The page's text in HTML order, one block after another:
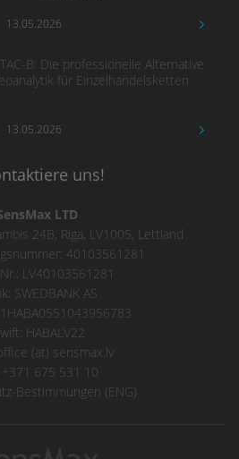
13.05.2026
B: Die professionelle Alternative
für Einzelhandelsketten
13.05.2026
uns!
LTD
24B, Riga, LV1005, Lettland
40103561281
LV40103561281
SWEDBANK AS
HABALV22
(at) sensmax.lv
+371 675 531 10
Bestimmungen (ENG)